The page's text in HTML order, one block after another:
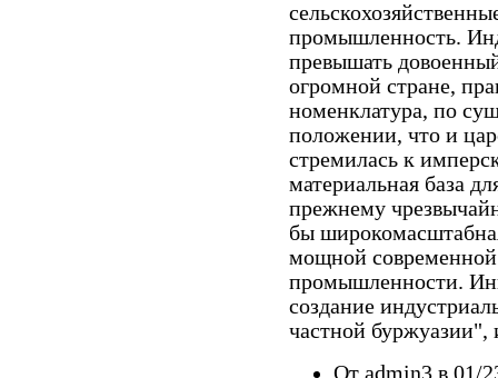
промышленность.
превышать
огромной стране,
номенклатура, по
положении, что и
стремилась к
материальная база
прежнему
бы
мощной
промышленности.
создание
частной буржуазии",
От admin3 в 01/